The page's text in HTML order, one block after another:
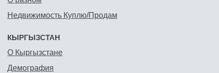
Недвижимость Куплю/Продам
КЫРГЫЗСТАН
О Кыргызстане
Демография